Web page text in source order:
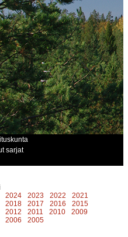
sarjat
2024 2023 2022
2021
2018 2017 2016
2015
2012 2011 2010
2009
2006 2005